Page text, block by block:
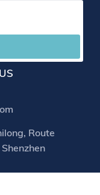
Route